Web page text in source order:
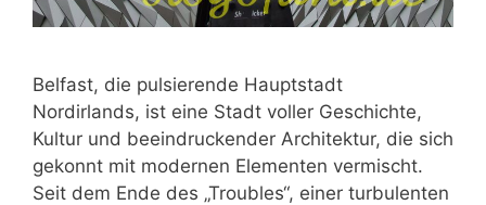
Belfast, die pulsierende Hauptstadt
Nordirlands, ist eine Stadt voller Geschichte,
Kultur und beeindruckender Architektur, die sich
gekonnt mit modernen Elementen vermischt.
Seit dem Ende des „Troubles“, einer turbulenten